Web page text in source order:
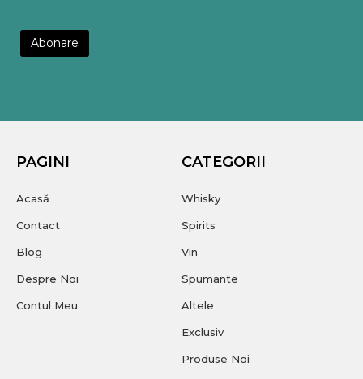
PAGINI
Acasă
Contact
Blog
Despre Noi
Contul Meu
CATEGORII
Whisky
Spirits
Vin
Spumante
Altele
Exclusiv
Produse Noi